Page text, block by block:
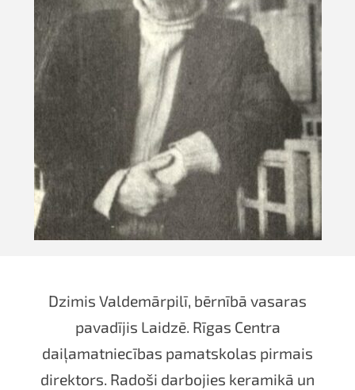
Dzimis Valdemārpilī, bērnībā vasaras
pavadījis Laidzē. Rīgas Centra
daiļamatniecības pamatskolas pirmais
direktors. Radoši darbojies keramikā un